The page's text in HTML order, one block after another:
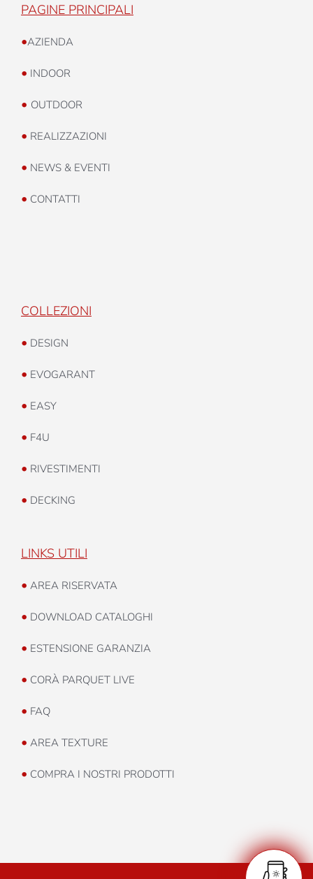
PAGINE PRINCIPALI
•AZIENDA
• INDOOR
• OUTDOOR
• REALIZZAZIONI
• NEWS & EVENTI
• CONTATTI
COLLEZIONI
• DESIGN
• EVOGARANT
• EASY
• F4U
• RIVESTIMENTI
• DECKING
LINKS UTILI
• AREA RISERVATA
• DOWNLOAD CATALOGHI
• ESTENSIONE GARANZIA
• CORÀ PARQUET LIVE
• FAQ
• AREA TEXTURE
• COMPRA I NOSTRI PRODOTTI